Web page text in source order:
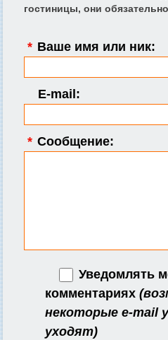
гостиницы, они
* Ваше имя или ник:
E-mail:
* Сообщение:
Уведомлять
комментариях
некоторые e-mail
уходят)